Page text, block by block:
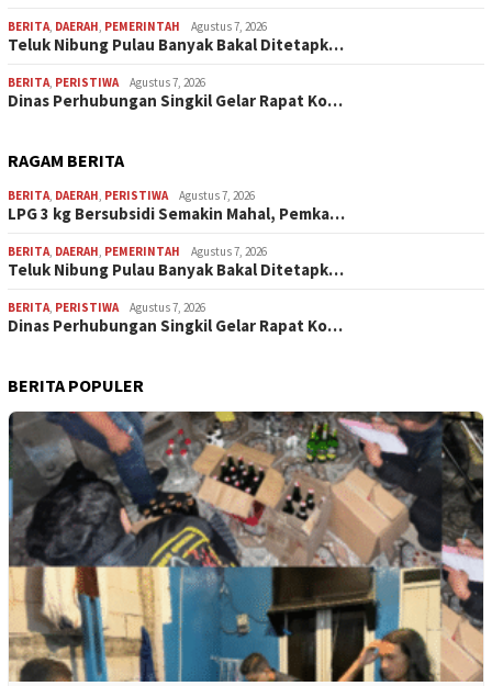
BERITA, DAERAH, PEMERINTAH Agustus 7, 2026
Teluk Nibung Pulau Banyak Bakal Ditetapk…
BERITA, PERISTIWA Agustus 7, 2026
Dinas Perhubungan Singkil Gelar Rapat Ko…
RAGAM BERITA
BERITA, DAERAH, PERISTIWA Agustus 7, 2026
LPG 3 kg Bersubsidi Semakin Mahal, Pemka…
BERITA, DAERAH, PEMERINTAH Agustus 7, 2026
Teluk Nibung Pulau Banyak Bakal Ditetapk…
BERITA, PERISTIWA Agustus 7, 2026
Dinas Perhubungan Singkil Gelar Rapat Ko…
BERITA POPULER